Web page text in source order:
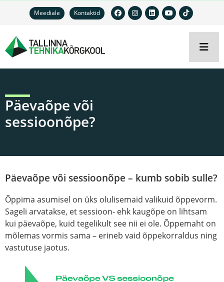
Meediale Kontaktid
Päevaõpe või
sessioonõpe?
Päevaõpe või sessioonõpe – kumb sobib sulle?
Õppima asumisel on üks olulisemaid valikuid õppevorm.
Sageli arvatakse, et sessioon- ehk kaugõpe on lihtsam
kui päevaõpe, kuid tegelikult see nii ei ole. Õppemaht on
mõlemas vormis sama – erineb vaid õppekorraldus ning
vastutuse jaotus.